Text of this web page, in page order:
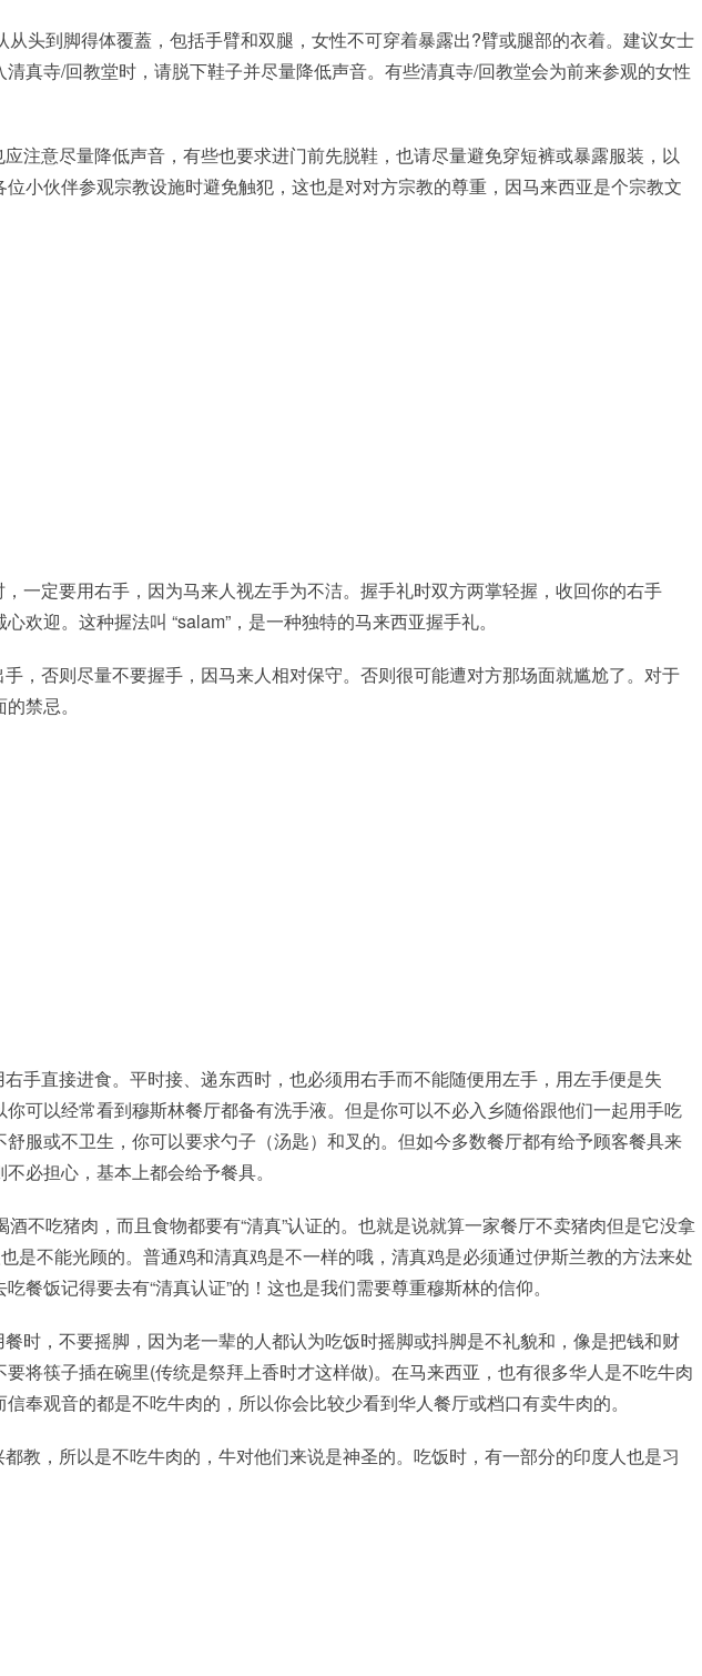
从头到脚得体覆蓋，包括手臂和双腿，女性不可穿着暴露出?臂或腿部的衣着。建议女士
真寺/回教堂时，请脱下鞋子并尽量降低声音。有些清真寺/回教堂会为前来参观的女性
注意尽量降低声音，有些也要求进门前先脱鞋，也请尽量避免穿短裤或暴露服装，以
小伙伴参观宗教设施时避免触犯，这也是对对方宗教的尊重，因马来西亚是个宗教文
一定要用右手，因为马来人视左手为不洁。握手礼时双方两掌轻握，收回你的右手
欢迎。这种握法叫 “salam”，是一种独特的马来西亚握手礼。
，否则尽量不要握手，因马来人相对保守。否则很可能遭对方那场面就尴尬了。对于
禁忌。
手直接进食。平时接、递东西时，也必须用右手而不能随便用左手，用左手便是失
可以经常看到穆斯林餐厅都备有洗手液。但是你可以不必入乡随俗跟他们一起用手吃
服或不卫生，你可以要求勺子（汤匙）和叉的。但如今多数餐厅都有给予顾客餐具来
必担心，基本上都会给予餐具。
不吃猪肉，而且食物都要有“清真”认证的。也就是说就算一家餐厅不卖猪肉但是它没拿
是不能光顾的。普通鸡和清真鸡是不一样的哦，清真鸡是必须通过伊斯兰教的方法来处
餐饭记得要去有“清真认证”的！这也是我们需要尊重穆斯林的信仰。
时，不要摇脚，因为老一辈的人都认为吃饭时摇脚或抖脚是不礼貌和，像是把钱和财
将筷子插在碗里(传统是祭拜上香时才这样做)。在马来西亚，也有很多华人是不吃牛肉
奉观音的都是不吃牛肉的，所以你会比较少看到华人餐厅或档口有卖牛肉的。
教，所以是不吃牛肉的，牛对他们来说是神圣的。吃饭时，有一部分的印度人也是习